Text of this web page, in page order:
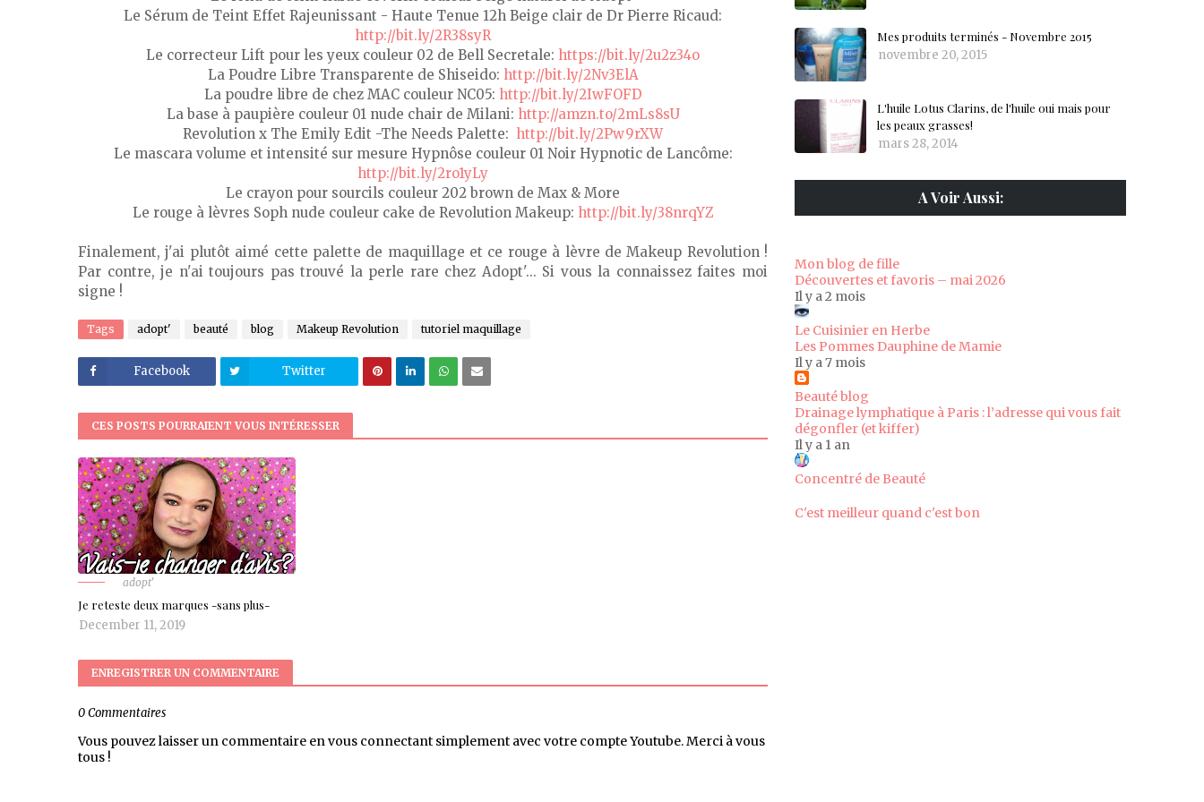
Le Sérum de Teint Effet Rajeunissant - Haute Tenue 12h Beige clair de Dr Pierre Ricaud:
http://bit.ly/2R38syR
Le correcteur Lift pour les yeux couleur 02 de Bell Secretale: https://bit.ly/2u2z34o
La Poudre Libre Transparente de Shiseido: http://bit.ly/2Nv3ElA
La poudre libre de chez MAC couleur NC05: http://bit.ly/2IwFOFD
La base à paupière couleur 01 nude chair de Milani: http://amzn.to/2mLs8sU
Revolution x The Emily Edit -The Needs Palette: http://bit.ly/2Pw9rXW
Le mascara volume et intensité sur mesure Hypnôse couleur 01 Noir Hypnotic de Lancôme:
http://bit.ly/2ro1yLy
Le crayon pour sourcils couleur 202 brown de Max & More
Le rouge à lèvres Soph nude couleur cake de Revolution Makeup: http://bit.ly/38nrqYZ
Finalement, j'ai plutôt aimé cette palette de maquillage et ce rouge à lèvre de Makeup Revolution !
Par contre, je n'ai toujours pas trouvé la perle rare chez Adopt'... Si vous la connaissez faites moi
signe !
Tags adopt' beauté blog Makeup Revolution tutoriel maquillage
Facebook Twitter
CES POSTS POURRAIENT VOUS INTÉRESSER
adopt'
Je reteste deux marques -sans plus-
December 11, 2019
ENREGISTRER UN COMMENTAIRE
0 Commentaires
Vous pouvez laisser un commentaire en vous connectant simplement avec votre compte Youtube. Merci à vous
tous !
Mes produits terminés - Novembre 2015
novembre 20, 2015
L'huile Lotus Clarins, de l'huile oui mais pour
les peaux grasses!
mars 28, 2014
A Voir Aussi:
Mon blog de fille
Découvertes et favoris – mai 2026
Il y a 2 mois
Le Cuisinier en Herbe
Les Pommes Dauphine de Mamie
Il y a 7 mois
Beauté blog
Drainage lymphatique à Paris : l’adresse qui vous fait
dégonfler (et kiffer)
Il y a 1 an
Concentré de Beauté
C'est meilleur quand c'est bon